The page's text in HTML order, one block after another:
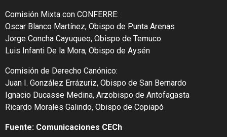
Comisión Mixta con CONFERRE:
Oscar Blanco Martínez, Obispo de Punta Arenas
Jorge Concha Cayuqueo, Obispo de Temuco
Luis Infanti De la Mora, Obispo de Aysén
Comisión de Derecho Canónico:
Juan I. González Errázuriz, Obispo de San Bernardo
Ignacio Ducasse Medina, Arzobispo de Antofagasta
Ricardo Morales Galindo, Obispo de Copiapó
Fuente: Comunicaciones CECh